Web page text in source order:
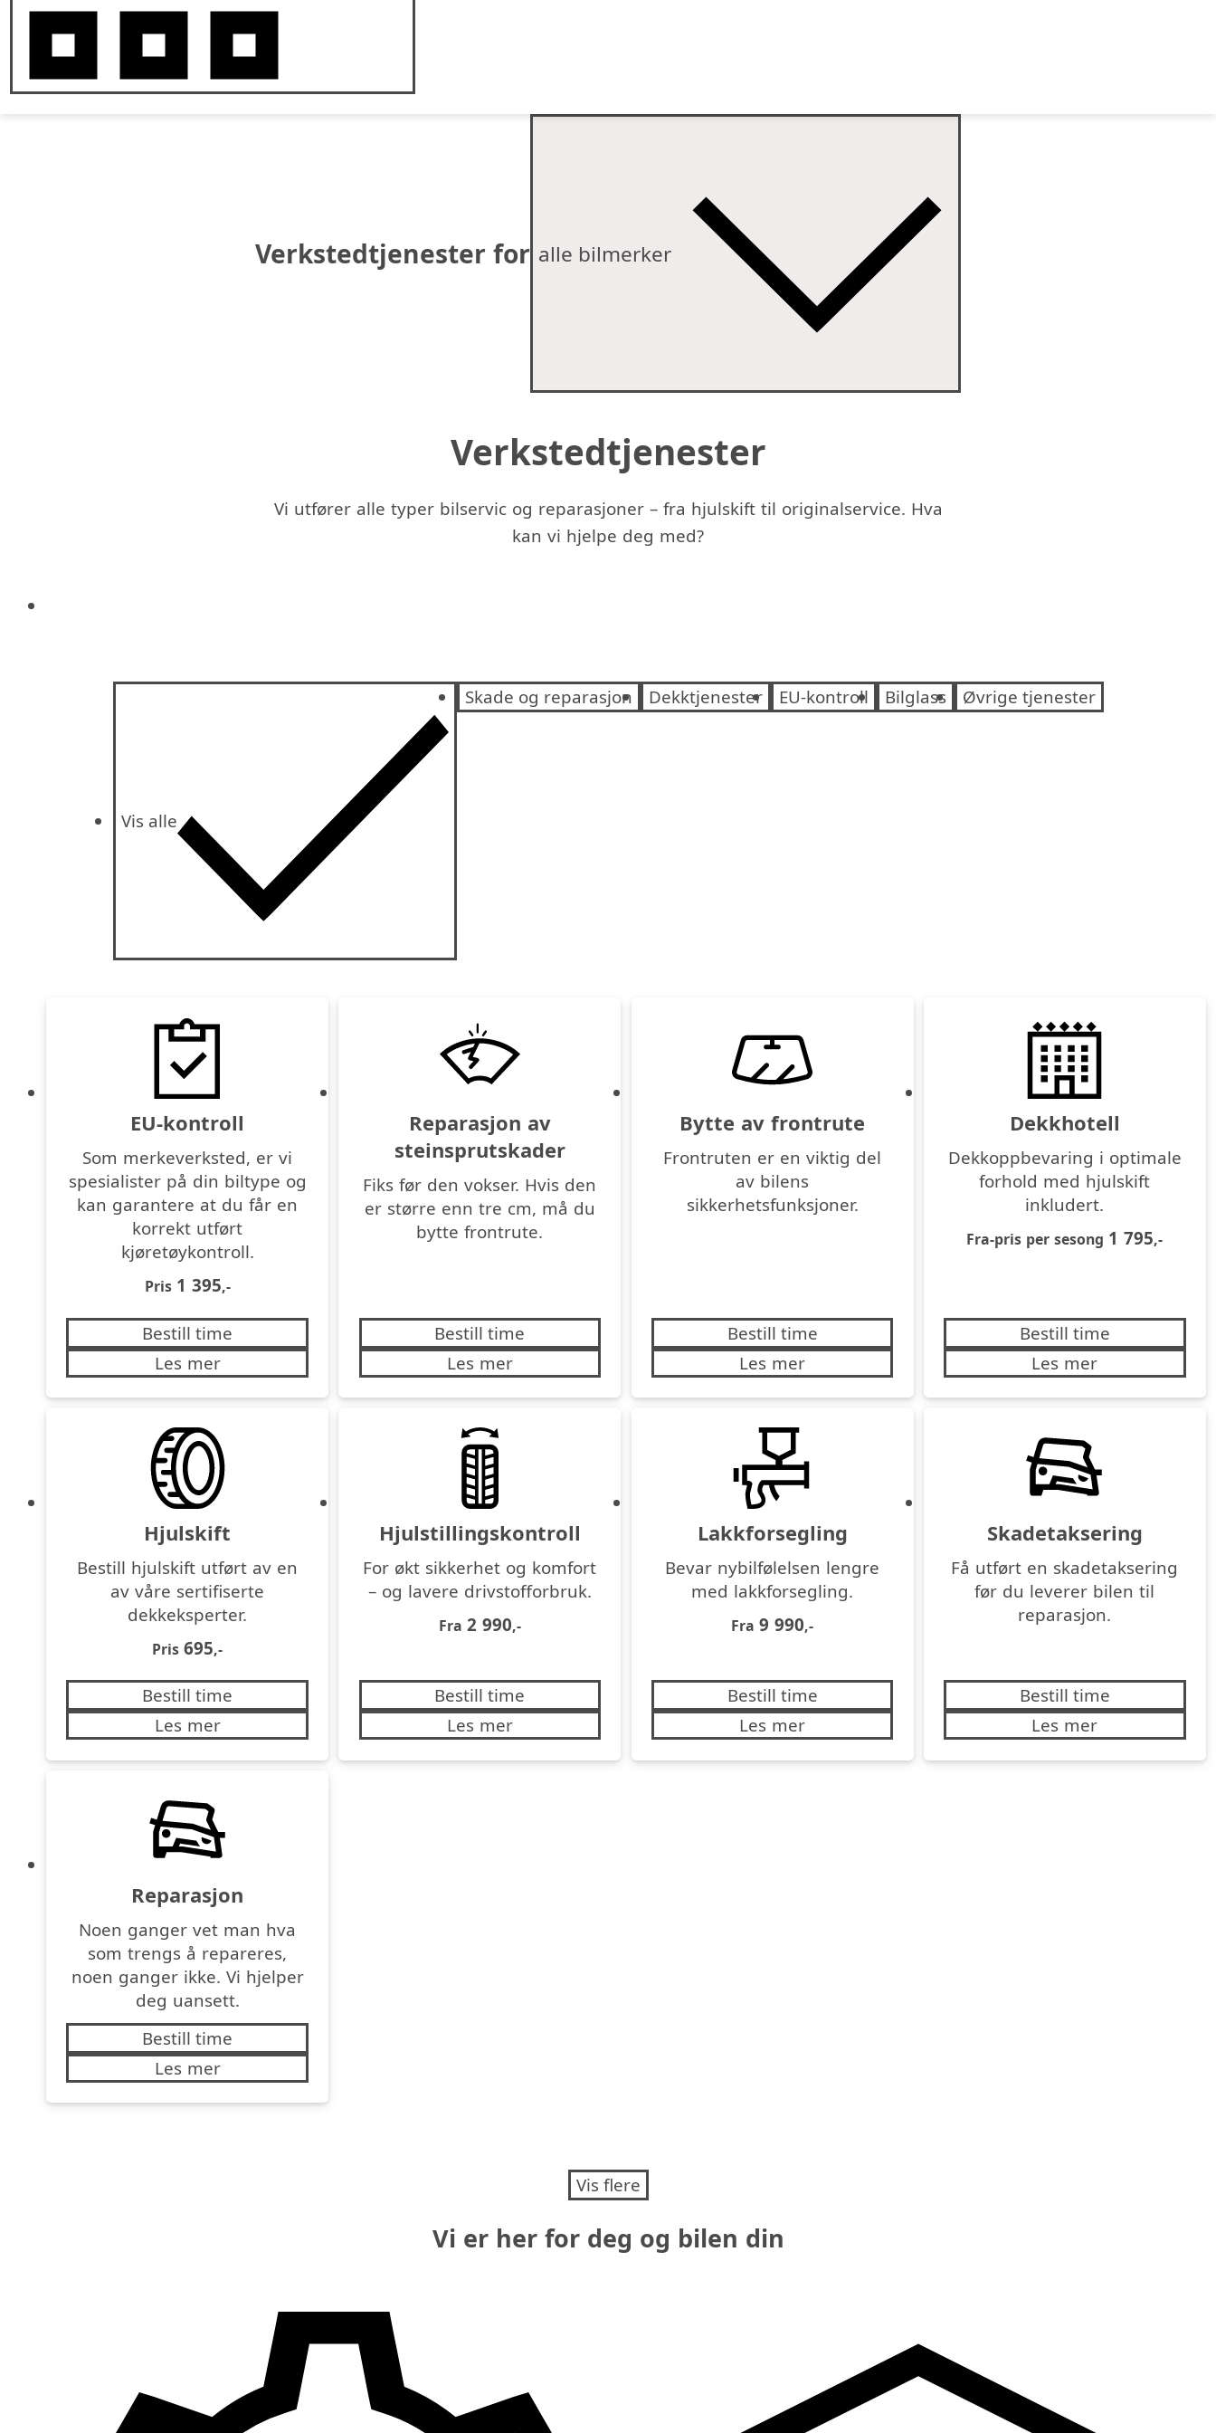
Verkstedtjenester for alle bilmerker
Verkstedtjenester
Vi utfører alle typer bilservic og reparasjoner – fra hjulskift til originalservice. Hva
kan vi hjelpe deg med?
Vis alle
Skade og reparasjon Dekktjenester EU-kontroll Bilglass Øvrige tjenester
EU-kontroll
Som merkeverksted, er vi
spesialister på din biltype og
kan garantere at du får en
korrekt utført
kjøretøykontroll.
Pris 1 395,-
Bestill time
Les mer
Reparasjon av
steinsprutskader
Fiks før den vokser. Hvis den
er større enn tre cm, må du
bytte frontrute.
Bestill time
Les mer
Bytte av frontrute
Frontruten er en viktig del
av bilens
sikkerhetsfunksjoner.
Bestill time
Les mer
Dekkhotell
Dekkoppbevaring i optimale
forhold med hjulskift
inkludert.
Fra-pris per sesong 1 795,-
Bestill time
Les mer
Hjulskift
Bestill hjulskift utført av en
av våre sertifiserte
dekkeksperter.
Pris695,-
Bestill time
Les mer
Hjulstillingskontroll
For økt sikkerhet og komfort
– og lavere drivstofforbruk.
Fra 2 990,-
Bestill time
Les mer
Lakkforsegling
Bevar nybilfølelsen lengre
med lakkforsegling.
Fra9 990,-
Bestill time
Les mer
Skadetaksering
Få utført en skadetaksering
før du leverer bilen til
reparasjon.
Bestill time
Les mer
Reparasjon
Noen ganger vet man hva
som trengs å repareres,
noen ganger ikke. Vi hjelper
deg uansett.
Bestill time
Les mer
Vis flere
Vi er her for deg og bilen din